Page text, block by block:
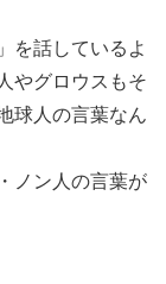
を話しているよ
やグロウスもそ
球人の言葉なん
ノン人の言葉が